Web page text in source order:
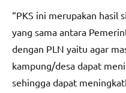
“PKS ini merupakan hasil
yang sama antara
dengan PLN yaitu agar
kampung/desa dapat
sehingga dapat